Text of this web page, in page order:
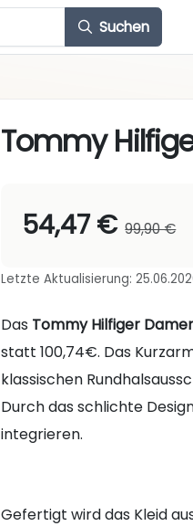
Suchen
Tommy
54,47 € 99,90 €
Letzte Aktualisierung:
Das Tommy Hilfiger
statt 100,74€. Das
klassischen
Durch das schlichte
integrieren.
Gefertigt wird das Kleid